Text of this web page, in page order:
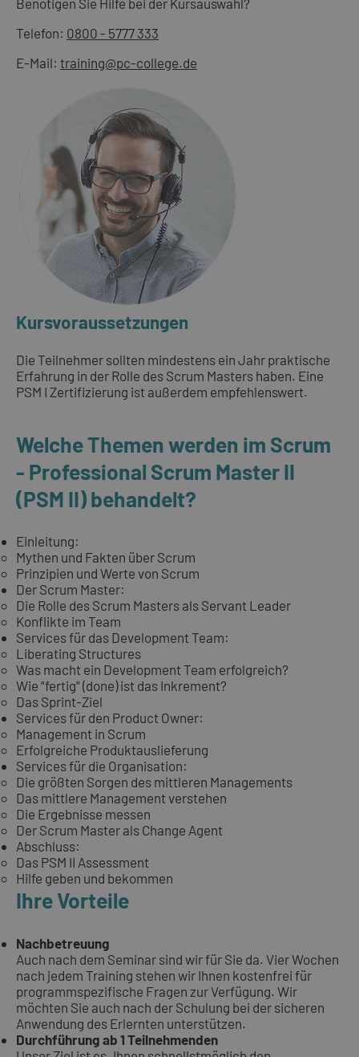
Telefon: 0800 - 5777 333
E-Mail: training@pc-college.de
Kursvoraussetzungen
Die Teilnehmer sollten mindestens ein Jahr praktische
Erfahrung in der Rolle des Scrum Masters haben. Eine
PSM I Zertifizierung ist außerdem empfehlenswert.
Welche Themen werden im Scrum
- Professional Scrum Master II
(PSM II) behandelt?
Einleitung:
Mythen und Fakten über Scrum
Prinzipien und Werte von Scrum
Der Scrum Master:
Die Rolle des Scrum Masters als Servant Leader
Konflikte im Team
Services für das Development Team:
Liberating Structures
Was macht ein Development Team erfolgreich?
Wie "fertig" (done) ist das Inkrement?
Das Sprint-Ziel
Services für den Product Owner:
Management in Scrum
Erfolgreiche Produktauslieferung
Services für die Organisation:
Die größten Sorgen des mittleren Managements
Das mittlere Management verstehen
Die Ergebnisse messen
Der Scrum Master als Change Agent
Abschluss:
Das PSM II Assessment
Hilfe geben und bekommen
Ihre Vorteile
Nachbetreuung
Auch nach dem Seminar sind wir für Sie da. Vier Wochen
nach jedem Training stehen wir Ihnen kostenfrei für
programmspezifische Fragen zur Verfügung. Wir
möchten Sie auch nach der Schulung bei der sicheren
Anwendung des Erlernten unterstützen.
Durchführung ab 1 Teilnehmenden